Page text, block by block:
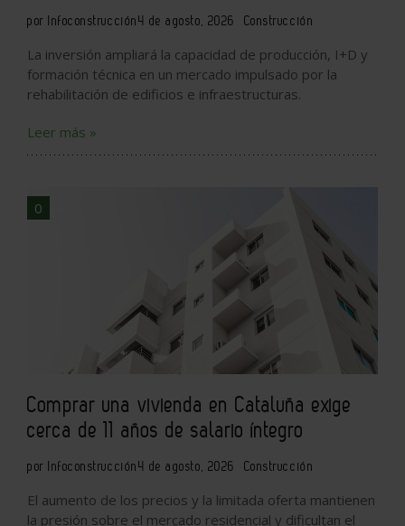
por Infoconstrucción4 de agosto, 2026 Construcción
La inversión ampliará la capacidad de producción, I+D y
formación técnica en un mercado impulsado por la
rehabilitación de edificios e infraestructuras.
Leer más »
0
Comprar una vivienda en Cataluña exige
cerca de 11 años de salario íntegro
por Infoconstrucción4 de agosto, 2026 Construcción
El aumento de los precios y la limitada oferta mantienen
la presión sobre el mercado residencial y dificultan el